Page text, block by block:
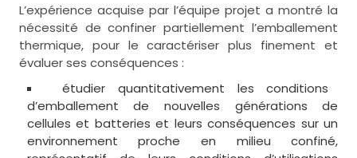
L’expérience acquise par l’équipe projet a montré la
nécessité de confiner partiellement l’emballement
thermique, pour le caractériser plus finement et
évaluer ses conséquences :
étudier quantitativement les conditions
d’emballement de nouvelles générations de
cellules et batteries et leurs conséquences sur un
environnement proche en milieu confiné,